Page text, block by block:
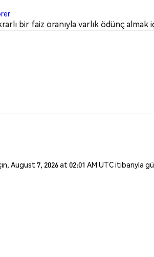
bir faiz oranıyla varlık ödünç
August 7, 2026 at 02:01 AM UTC itibarıyla